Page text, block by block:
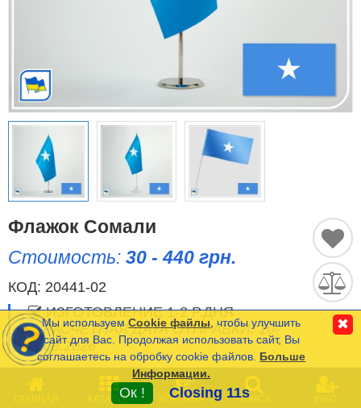
Флаги Международных
Этнические Флаги
Флаги США (штатов)
Другие флаги
Язык
Частые Вопросы (FAQ)
Оплата и Доставка
ГЛАВНАЯ КАТАЛОГ
0
КОРЗИНА ПОИСК INFO
Флажок Сомали
Стоимость: 30 - 440 грн.
КОД: 20441-02
ИЗГОТОВЛЕНИЕ 1-2 Р.ДНЯ
РАСЧЕТНАЯ ДАТА ОТПРАВКИ: 10-
11.08.2026
Минимальная сумма заказа на сайте- 120 грн.
Мы используемCookie файлы , чтобы улучшить
сайт для Вас. Продолжая использовать сайт, Вы
соглашаетесь на обробку cookie файлов. Больше
Информации.
Ок ! Closing 11s
✖